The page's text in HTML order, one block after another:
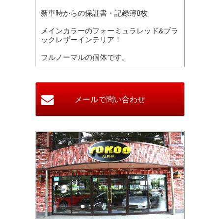
新車時からの保証書・記録簿8枚
メインカラーのフォーミュラレッド&ブラ
ックレザーインテリア！
フルノーマルの個体です。